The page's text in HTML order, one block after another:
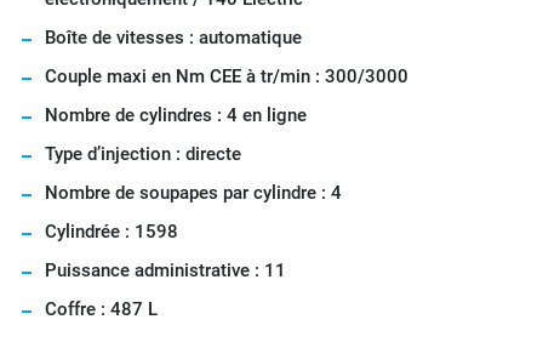
Boîte de vitesses : automatique
Couple maxi en Nm CEE à tr/min : 300/3000
Nombre de cylindres : 4 en ligne
Type d’injection : directe
Nombre de soupapes par cylindre : 4
Cylindrée : 1598
Puissance administrative : 11
Coffre : 487 L